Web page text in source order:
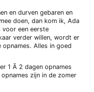
en durven gebaren en
doen, dan kom ik, Ada
voor een eerste
verder willen, wordt er
Alles in goed
1 Ã 2 dagen opnames
zijn in de zomer